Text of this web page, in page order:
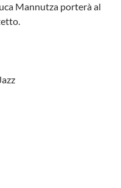
Mannutza porterà al